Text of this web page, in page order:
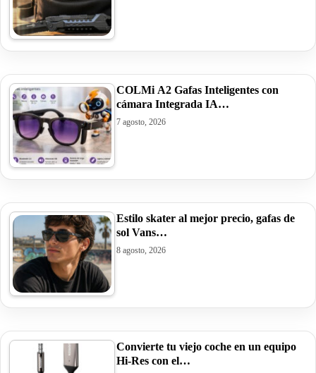
COLMi A2 Gafas Inteligentes con
cámara Integrada IA…
7 agosto, 2026
Estilo skater al mejor precio, gafas de
sol Vans…
8 agosto, 2026
Convierte tu viejo coche en un equipo
Hi-Res con el…